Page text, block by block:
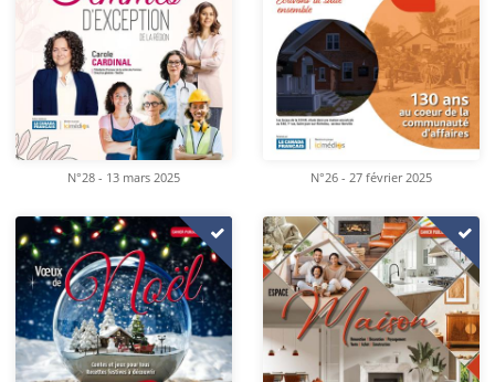
N°28 - 13 mars 2025 N°26 - 27 février 2025